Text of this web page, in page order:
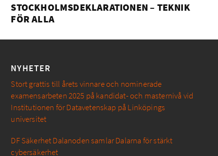
STOCKHOLMSDEKLARATIONEN – TEKNIK
FÖR ALLA
NYHETER
Stort grattis till årets vinnare och nominerade
examensarbeten 2025 på kandidat- och masternivå vid
Institutionen för Datavetenskap på Linköpings
universitet
DF Säkerhet Dalanoden samlar Dalarna för stärkt
cybersäkerhet